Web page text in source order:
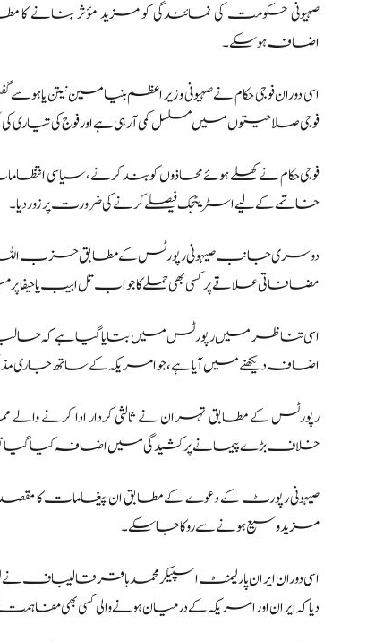
صہیونی حکومت کی نمائندگی کو مزید مؤثر بنانے
اضافہ ہو سکے۔
اسی دوران فوجی حکام نے صہیونی وزیر اعظم بنیامین
فوجی صلاحیتوں میں مسلسل کمی آ رہی ہے اور فوج کی تیاری کی
فوجی حکام نے کھلے ہوئے محاذوں کو بند کرنے،
خاتمے کے لیے اسٹریٹجک فیصلے کرنے کی ضرورت پر زور دیا۔
دوسری جانب صیہونی رپورٹس کے مطابق حزب اللہ نے
مضافاتی علاقے پر کسی بھی حملے کا جواب تل ابیب یا
اسی تناظر میں رپورٹس میں بتایا گیا ہے کہ
اضافہ دیکھنے میں آیا ہے، جو امریکہ کے ساتھ جاری
رپورٹس کے مطابق تہران نے ثالثی کردار ادا کرنے
خلاف بڑے پیمانے پر کشیدگی میں اضافہ کیا گیا
صیہونی رپورٹ کے دعوے کے مطابق ان پیغامات کا مقصد
مزید وسیع ہونے سے روکا جا سکے۔
اسی دوران ایران پارلیمنٹ اسپیکر محمد باقر قالیباف
دیا کہ ایران اور امریکہ کے درمیان ہونے والی کسی بھی